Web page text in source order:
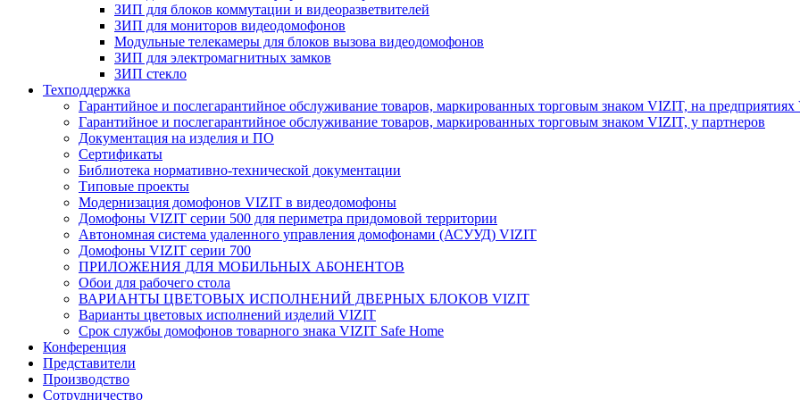
ЗИП для блоков коммутации и видеоразветвителей
ЗИП для мониторов видеодомофонов
Модульные телекамеры для блоков вызова видеодомофонов
ЗИП для электромагнитных замков
ЗИП стекло
Техподдержка
Гарантийное и послегарантийное обслуживание товаров, маркированных торговым знаком VIZIT, на
Гарантийное и послегарантийное обслуживание товаров, маркированных торговым знаком VIZIT, у партнеров
Документация на изделия и ПО
Сертификаты
Библиотека нормативно-технической документации
Типовые проекты
Модернизация домофонов VIZIT в видеодомофоны
Домофоны VIZIT серии 500 для периметра придомовой территории
Автономная система удаленного управления домофонами (АСУУД) VIZIT
Домофоны VIZIT серии 700
ПРИЛОЖЕНИЯ ДЛЯ МОБИЛЬНЫХ АБОНЕНТОВ
Обои для рабочего стола
ВАРИАНТЫ ЦВЕТОВЫХ ИСПОЛНЕНИЙ ДВЕРНЫХ БЛОКОВ VIZIT
Варианты цветовых исполнений изделий VIZIT
Срок службы домофонов товарного знака VIZIT Safe Home
Конференция
Представители
Производство
Сотрудничество